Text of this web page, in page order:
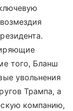
того, Бланш
увольнения
Трампа, а
компанию,